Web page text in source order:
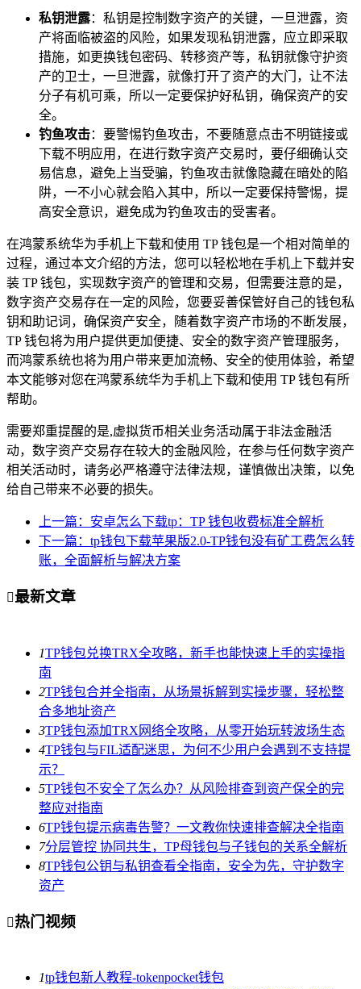
私钥泄露：私钥是控制数字资产的关键，一旦泄露，资
产将面临被盗的风险，如果发现私钥泄露，应立即采取
措施，如更换钱包密码、转移资产等，私钥就像守护资
产的卫士，一旦泄露，就像打开了资产的大门，让不法
分子有机可乘，所以一定要保护好私钥，确保资产的安
全。
钓鱼攻击：要警惕钓鱼攻击，不要随意点击不明链接或
下载不明应用，在进行数字资产交易时，要仔细确认交
易信息，避免上当受骗，钓鱼攻击就像隐藏在暗处的陷
阱，一不小心就会陷入其中，所以一定要保持警惕，提
高安全意识，避免成为钓鱼攻击的受害者。
在鸿蒙系统华为手机上下载和使用 TP 钱包是一个相对简单的
过程，通过本文介绍的方法，您可以轻松地在手机上下载并安
装 TP 钱包，实现数字资产的管理和交易，但需要注意的是，
数字资产交易存在一定的风险，您要妥善保管好自己的钱包私
钥和助记词，确保资产安全，随着数字资产市场的不断发展，
TP 钱包将为用户提供更加便捷、安全的数字资产管理服务，
而鸿蒙系统也将为用户带来更加流畅、安全的使用体验，希望
本文能够对您在鸿蒙系统华为手机上下载和使用 TP 钱包有所
帮助。
需要郑重提醒的是,虚拟货币相关业务活动属于非法金融活
动，数字资产交易存在较大的金融风险，在参与任何数字资产
相关活动时，请务必严格遵守法律法规，谨慎做出决策，以免
给自己带来不必要的损失。
上一篇：安卓怎么下载tp：TP 钱包收费标准全解析
下一篇：tp钱包下载苹果版2.0-TP钱包没有矿工费怎么转
账，全面解析与解决方案
最新文章
1TP钱包兑换TRX全攻略，新手也能快速上手的实操指
南
2TP钱包合并全指南，从场景拆解到实操步骤，轻松整
合多地址资产
3TP钱包添加TRX网络全攻略，从零开始玩转波场生态
4TP钱包与FIL适配迷思，为何不少用户会遇到不支持提
示？
5TP钱包不安全了怎么办？从风险排查到资产保全的完
整应对指南
6TP钱包提示病毒告警？一文教你快速排查解决全指南
7分层管控 协同共生，TP母钱包与子钱包的关系全解析
8TP钱包公钥与私钥查看全指南，安全为先，守护数字
资产
热门视频
1tp钱包新人教程-tokenpocket钱包